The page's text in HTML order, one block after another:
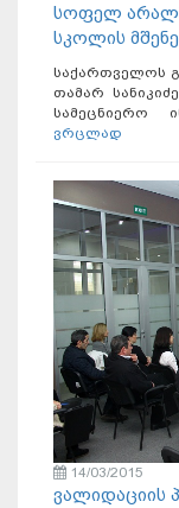
სოფელ
სკოლის
საქართველოს
თამარ
სამეცნიერო
ვრცლად
14/03/2015
ვალიდაციის